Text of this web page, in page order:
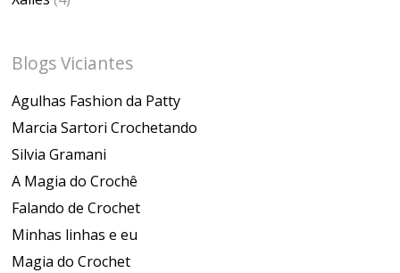
Blogs Viciantes
Agulhas Fashion da Patty
Marcia Sartori Crochetando
Silvia Gramani
A Magia do Crochê
Falando de Crochet
Minhas linhas e eu
Magia do Crochet